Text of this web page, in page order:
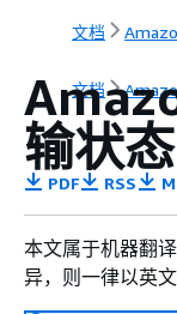
文档
文档
输状态
PDF RSS
本文属于机器翻
异，则一律以英文